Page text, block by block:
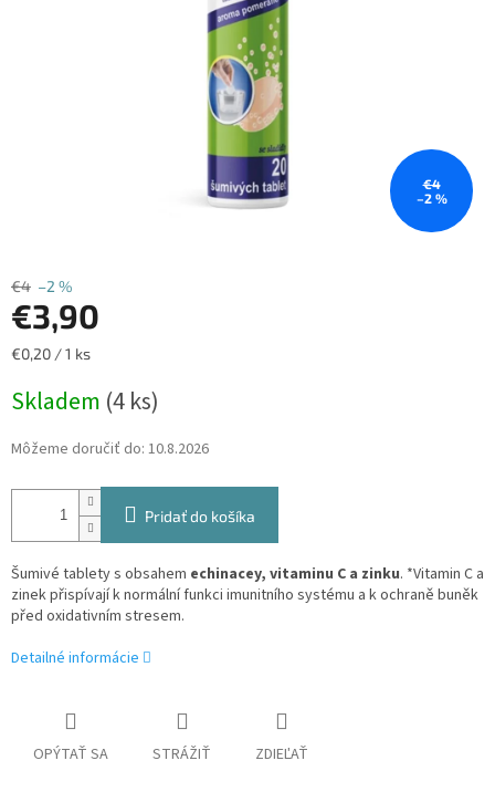
€4
–2 %
€4 –2 %
€3,90
Jednotková
€0,20 / 1 ks
Skladem (4 ks)
Môžeme doručiť do: 10.8.2026
Pridať do košíka
Šumivé tablety s obsahem echinacey, vitaminu C a zinku. *Vitamin C a
zinek přispívají k normální funkci imunitního systému a k ochraně buněk
před oxidativním stresem.
Detailné informácie
OPÝTAŤ SA STRÁŽIŤ ZDIEĽAŤ